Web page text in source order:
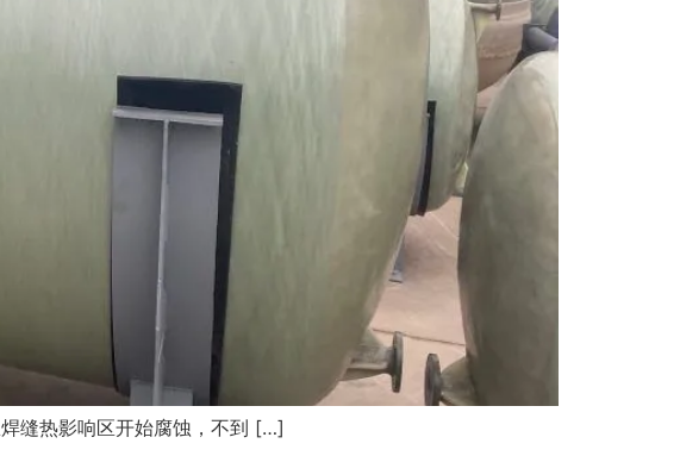
缝热影响区开始腐蚀，不到 […]